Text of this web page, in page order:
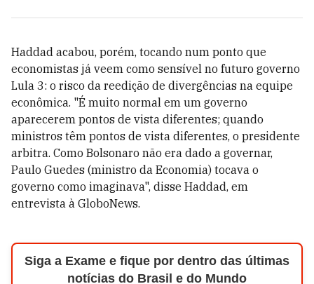
Haddad acabou, porém, tocando num ponto que
economistas já veem como sensível no futuro governo
Lula 3: o risco da reedição de divergências na equipe
econômica. "É muito normal em um governo
aparecerem pontos de vista diferentes; quando
ministros têm pontos de vista diferentes, o presidente
arbitra. Como Bolsonaro não era dado a governar,
Paulo Guedes (ministro da Economia) tocava o
governo como imaginava", disse Haddad, em
entrevista à GloboNews.
Siga a Exame e fique por dentro das últimas
notícias do Brasil e do Mundo